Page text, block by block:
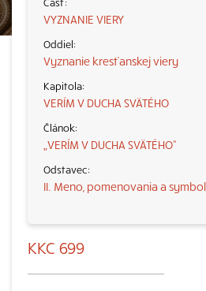
VYZNANIE VIERY
Vyznanie kresťanskej viery
VERÍM V DUCHA SVÄTÉHO
„VERÍM V DUCHA SVÄTÉHO“
II. Meno, pomenovania a
KKC 699